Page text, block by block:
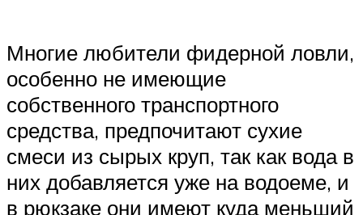
Многие любители фидерной ловли,
особенно не имеющие
собственного транспортного
средства, предпочитают сухие
смеси из сырых круп, так как вода в
них добавляется уже на водоеме, и
в рюкзаке они имеют куда меньший